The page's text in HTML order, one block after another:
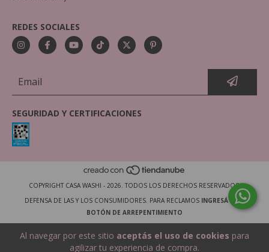
Al navegar por este sitio aceptás el uso de cookies para
agilizar tu experiencia de compra.
REDES SOCIALES
SEGURIDAD Y CERTIFICACIONES
COPYRIGHT CASA WASHI - 2026. TODOS LOS DERECHOS RESERVADOS.
DEFENSA DE LAS Y LOS CONSUMIDORES. PARA RECLAMOS INGRESÁ ACÁ.
BOTÓN DE ARREPENTIMIENTO